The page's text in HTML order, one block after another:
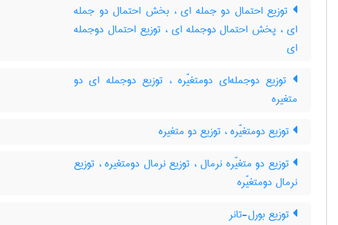
توزیع احتمال دو جمله ای ، بخش احتمال دو جمله
ای ، پخش احتمال دوجمله ای ، توزیع احتمال دوجمله
ای
توزیع دوجمله‌ای دومتغیّره ، توزیع دوجمله ای دو
متغیره
توزیع دومتغیّره ، توزیع دو متغیره
توزیع دو متغیّره نرمال ، توزیع نرمال دومتغیره ، توزیع
نرمال دومتغیّره
توزیع بورل-تانر